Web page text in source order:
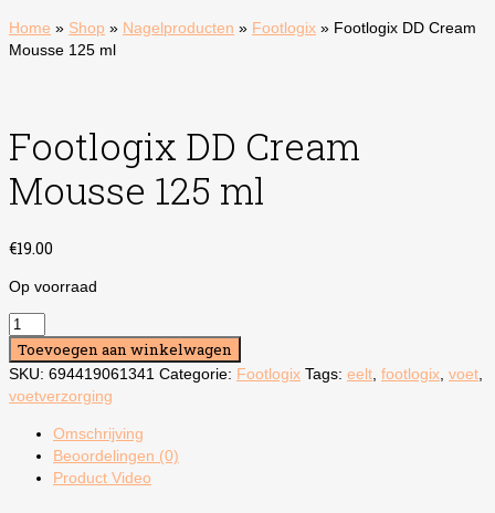
Home » Shop » Nagelproducten » Footlogix » Footlogix DD Cream
Mousse 125 ml
Footlogix DD Cream
Mousse 125 ml
€19.00
Op voorraad
Footlogix
DD
Cream
Mousse
aantal
Toevoegen aan winkelwagen
SKU: 694419061341 Categorie: Footlogix Tags: eelt footlogix voet
voetverzorging
Omschrijving
Beoordelingen (0)
Product Video